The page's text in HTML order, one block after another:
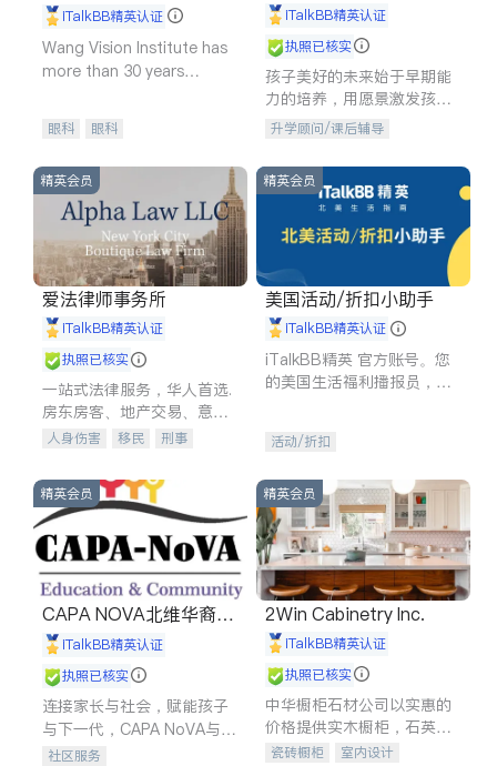
iTalkBB精英认证
Wang Vision Institute has
more than 30 years
眼科 眼科
iTalkBB精英认证
执照已核实
孩子美好的未来始于早期能
力的培养，用愿景激发孩子
的学习潜力和动力。理念：
拥有成长型心态是成功的基
石。
升学顾问/课后辅导
精英会员
爱法律师事务所
iTalkBB精英认证
执照已核实
一站式法律服务，华人首选.
房东房客、地产交易、意外
伤害、车祸重伤、商业诉
建筑合同、刑事案件全包办
人身伤害 移民
刑事
信托/遗嘱
商业
索赔
律师-其它 保释
精英会员
美国活动/折扣小助手
iTalkBB精英认证
iTalkBB精英 官方账号。您
的美国生活福利播报员，精
专属福利。
活动/折扣
精英会员
CAPA NOVA北维华裔家
长会iTalkBB精英认证
执照已核实
连接家长与社会，赋能孩子
与下一代，CAPA NoVA与您
携手建设包容、公平、充满
社区服务
精英会员
2Win Cabinetry Inc.
iTalkBB精英认证
执照已核实
中华橱柜石材公司以实惠的
价格提供实木橱柜，石英石
台面，多种优质不锈钢水
瓷砖橱柜
室内设计